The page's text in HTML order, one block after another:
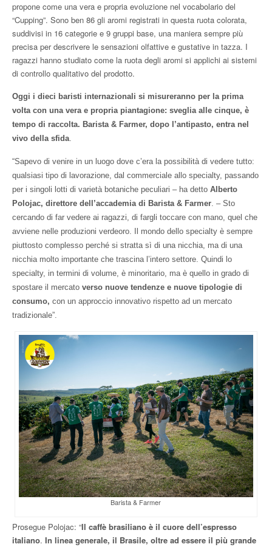
propone come una vera e propria evoluzione nel vocabolario del
“Cupping”. Sono ben 86 gli aromi registrati in questa ruota colorata,
suddivisi in 16 categorie e 9 gruppi base, una maniera sempre più
precisa per descrivere le sensazioni olfattive e gustative in tazza. I
ragazzi hanno studiato come la ruota degli aromi si applichi ai sistemi
di controllo qualitativo del prodotto.
Oggi i dieci baristi internazionali si misureranno per la prima
volta con una vera e propria piantagione: sveglia alle cinque, è
tempo di raccolta. Barista & Farmer, dopo l’antipasto, entra nel
vivo della sfida.
“Sapevo di venire in un luogo dove c’era la possibilità di vedere tutto:
qualsiasi tipo di lavorazione, dal commerciale allo specialty, passando
per i singoli lotti di varietà botaniche peculiari – ha detto Alberto
Polojac, direttore dell’accademia di Barista & Farmer. – Sto
cercando di far vedere ai ragazzi, di fargli toccare con mano, quel che
avviene nelle produzioni verdeoro. Il mondo dello specialty è sempre
piuttosto complesso perché si stratta sì di una nicchia, ma di una
nicchia molto importante che trascina l’intero settore. Quindi lo
specialty, in termini di volume, è minoritario, ma è quello in grado di
spostare il mercato verso nuove tendenze e nuove tipologie di
consumo, con un approccio innovativo rispetto ad un mercato
tradizionale”.
Barista & Farmer
Prosegue Polojac: “Il caffè brasiliano è il cuore dell’espresso
italiano. In linea generale, il Brasile, oltre ad essere il più grande